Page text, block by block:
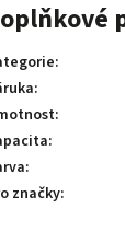
:
:
:
:
:
značky: